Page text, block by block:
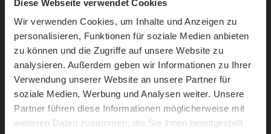
Diese Webseite verwendet Cookies
Wir verwenden Cookies, um Inhalte und Anzeigen zu
personalisieren, Funktionen für soziale Medien anbieten
zu können und die Zugriffe auf unsere Website zu
analysieren. Außerdem geben wir Informationen zu Ihrer
Verwendung unserer Website an unsere Partner für
soziale Medien, Werbung und Analysen weiter. Unsere
Partner führen diese Informationen möglicherweise mit
weiteren Daten zusammen, die Sie ihnen bereitgestellt